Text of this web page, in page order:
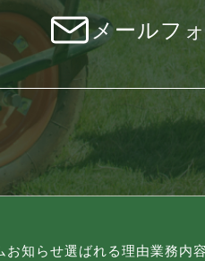
メールフ
お知らせ選ばれる理由業務内容